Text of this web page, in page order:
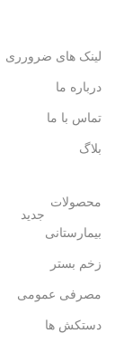
لینک های ضرورری
درباره ما
تماس با ما
بلاگ
محصولات
بیمارستانی
جدید
زخم بستر
مصرفی عمومی
دستکش ها